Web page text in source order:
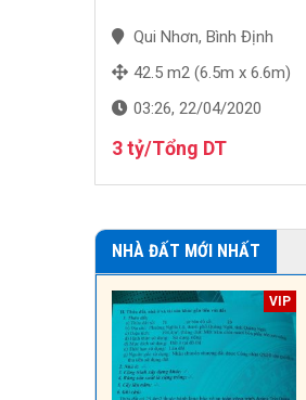
3 tỷ/Tổng DT
Qui Nhơn, Bình Định
42.5 m2 (6.5m x 6.6m)
03:26, 22/04/2020
NHÀ ĐẤT MỚI NHẤT